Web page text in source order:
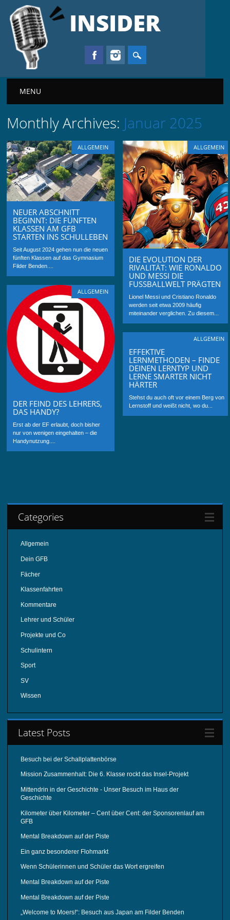
INSIDER
Main menu
MENU
Monthly Archives: Januar 2025
ALLGEMEIN
NEUER ABSCHNITT
BEGINNT: DIE FÜNFTEN
KLASSEN AM GFB
STARTEN INS SCHULLEBEN
Seit August 2024 gehen nun die neuen
fünften Klassen auf das Gymnasium
Filder Benden....
ALLGEMEIN
DIE EVOLUTION DER
RIVALITÄT: WIE RONALDO
UND MESSI DIE
FUSSBALLWELT PRÄGTEN
Lionel Messi und Cristiano Ronaldo
werden seit etwa 2009 häufig
miteinander verglichen. Zu diesem...
ALLGEMEIN
DER FEIND DES LEHRERS,
DAS HANDY?
Erst ab der EF erlaubt, doch bisher
nur von wenigen eingehalten – die
Handynutzung....
ALLGEMEIN
EFFEKTIVE
LERNMETHODEN – FINDE
DEINEN LERNTYP UND
LERNE SMARTER NICHT
HÄRTER
Stehst du auch oft vor einem Berg von
Lernstoff und weißt nicht, wo du...
Categories
Allgemein
Dein GFB
Fächer
Klassenfahrten
Kommentare
Lehrer und Schüler
Projekte und Co
Schulintern
Sport
SV
Wissen
Latest Posts
Besuch bei der Schallplattenbörse
Mission Zusammenhalt: Die 6. Klasse rockt das Insel-Projekt
Mittendrin in der Geschichte - Unser Besuch im Haus der
Geschichte
Kilometer über Kilometer – Cent über Cent: der Sponsorenlauf am
GFB
Mental Breakdown auf der Piste
Ein ganz besonderer Flohmarkt
Wenn Schülerinnen und Schüler das Wort ergreifen
Mental Breakdown auf der Piste
Mental Breakdown auf der Piste
„Welcome to Moers!“: Besuch aus Japan am Filder Benden